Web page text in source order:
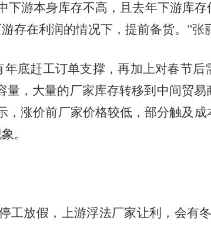
下游本身库存不高，且去年下游库
存在利润的情况下，提前备货。”张
底赶工订单支撑，再加上对春节
量，大量的厂家库存转移到中间贸
，涨价前厂家价格较低，部分触及
。
工放假，上游浮法厂家让利，会有